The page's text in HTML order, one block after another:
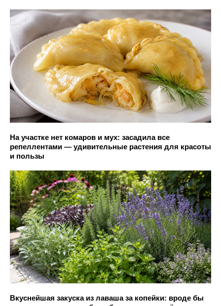
На участке нет комаров и мух: засадила все
репеллентами — удивительные растения для красоты
и пользы
Вкуснейшая закуска из лаваша за копейки: вроде бы